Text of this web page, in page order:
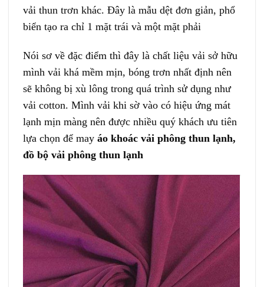
vải thun trơn khác. Đây là mẫu dệt đơn giản, phổ
biển tạo ra chỉ 1 mặt trái và một mặt phải
Nói sơ về đặc điểm thì đây là chất liệu vải sở hữu
mình vải khá mềm mịn, bóng trơn nhất định nên
sẽ không bị xù lông trong quá trình sử dụng như
vải cotton. Mình vải khi sờ vào có hiệu ứng mát
lạnh mịn màng nên được nhiều quý khách ưu tiên
lựa chọn để may áo khoác vải phông thun lạnh,
đồ bộ vải phông thun lạnh